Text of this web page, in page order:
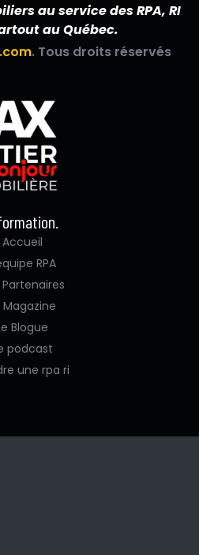
au service des RPA, RI
au Québec.
. Tous droits réservés
Accueil
RPA
Partenaires
Magazine
Blogue
podcast
une rpa ri